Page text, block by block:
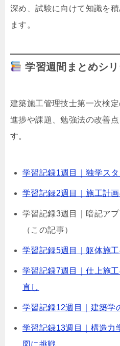
深め、試験に向けて知識を
ます。
学習週間まとめシ
建築施工管理技士第一次検
進捗や課題、勉強法の改善
す。
学習記録1週目｜独学ス
学習記録2週目｜施工計
学習記録3週目｜暗記ア
（この記事）
学習記録5週目｜躯体施
学習記録7週目｜仕上施
直し
学習記録12週目｜建築学
学習記録13週目｜構造力